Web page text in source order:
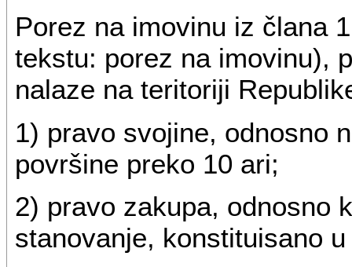
Porez na imovinu iz člana
tekstu: porez na imovinu),
nalaze na teritoriji
1) pravo svojine, odnosno
površine preko 10 ari;
2) pravo zakupa, odnosno
stanovanje, konstituisano